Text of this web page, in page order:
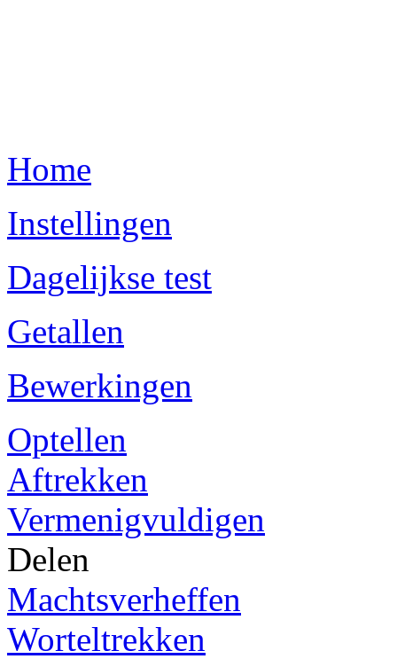
Home
Instellingen
Dagelijkse test
Getallen
Bewerkingen
Optellen
Aftrekken
Vermenigvuldigen
Delen
Machtsverheffen
Worteltrekken